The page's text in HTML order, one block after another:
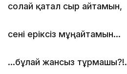
солай қатал сыр айтамын,
сені еріксіз мұңайтамын…
…бұлай жансыз тұрмашы?!.